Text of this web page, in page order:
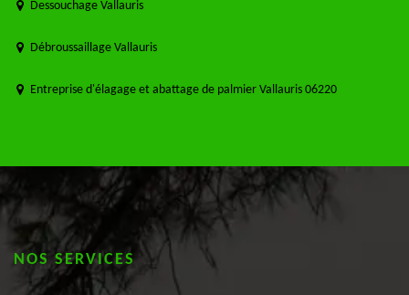
Dessouchage Vallauris
Débroussaillage Vallauris
Entreprise d'élagage et abattage de palmier Vallauris 06220
NOS SERVICES